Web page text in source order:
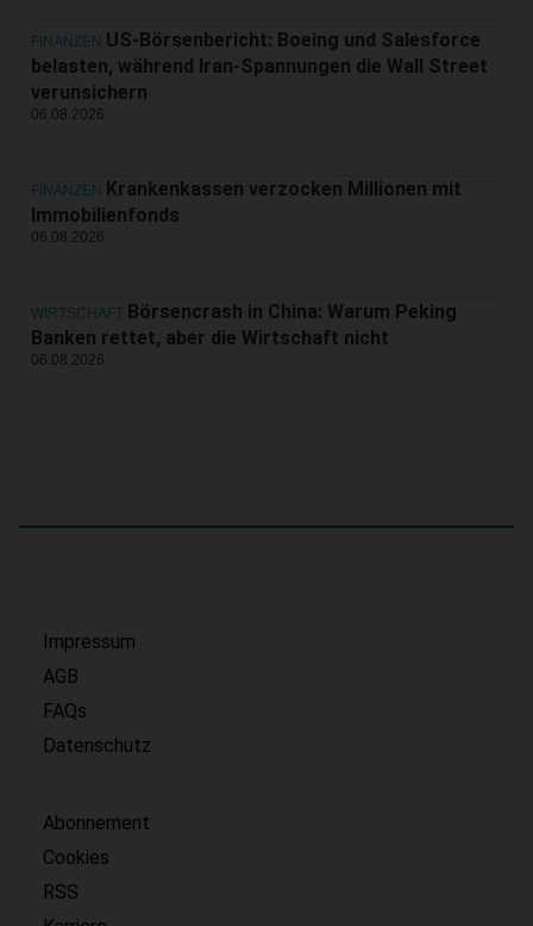
FINANZEN US-Börsenbericht: Boeing und Salesforce
belasten, während Iran-Spannungen die Wall Street
verunsichern
06.08.2026
FINANZEN Krankenkassen verzocken Millionen mit
Immobilienfonds
06.08.2026
WIRTSCHAFT Börsencrash in China: Warum Peking
Banken rettet, aber die Wirtschaft nicht
06.08.2026
Impressum
AGB
FAQs
Datenschutz
Abonnement
Cookies
RSS